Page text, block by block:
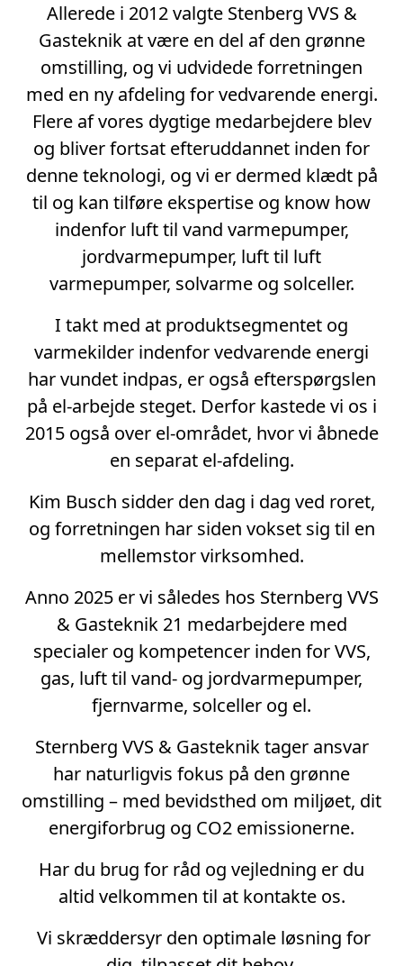
Allerede i 2012 valgte Stenberg VVS &
Gasteknik at være en del af den grønne
omstilling, og vi udvidede forretningen
med en ny afdeling for vedvarende energi.
Flere af vores dygtige medarbejdere blev
og bliver fortsat efteruddannet inden for
denne teknologi, og vi er dermed klædt på
til og kan tilføre ekspertise og know how
indenfor luft til vand varmepumper,
jordvarmepumper, luft til luft
varmepumper, solvarme og solceller.
I takt med at produktsegmentet og
varmekilder indenfor vedvarende energi
har vundet indpas, er også efterspørgslen
på el-arbejde steget. Derfor kastede vi os i
2015 også over el-området, hvor vi åbnede
en separat el-afdeling.
Kim Busch sidder den dag i dag ved roret,
og forretningen har siden vokset sig til en
mellemstor virksomhed.
Anno 2025 er vi således hos Sternberg VVS
& Gasteknik 21 medarbejdere med
specialer og kompetencer inden for VVS,
gas, luft til vand- og jordvarmepumper,
fjernvarme, solceller og el.
Sternberg VVS & Gasteknik tager ansvar
har naturligvis fokus på den grønne
omstilling – med bevidsthed om miljøet, dit
energiforbrug og CO2 emissionerne.
Har du brug for råd og vejledning er du
altid velkommen til at kontakte os.
Vi skræddersyr den optimale løsning for